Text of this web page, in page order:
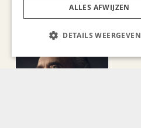
Recent nieuws
ALLES AFWIJZEN
DETAILS WEERGEVEN